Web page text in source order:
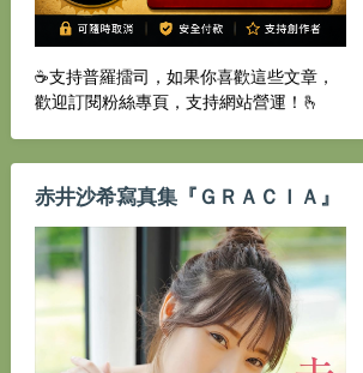
☕️支持普羅擂司，如果你喜歡這些文章，
歡迎訂閱粉絲專頁，支持網站營運！🫰
赤井沙希寫真集『ＧＲＡＣＩＡ』